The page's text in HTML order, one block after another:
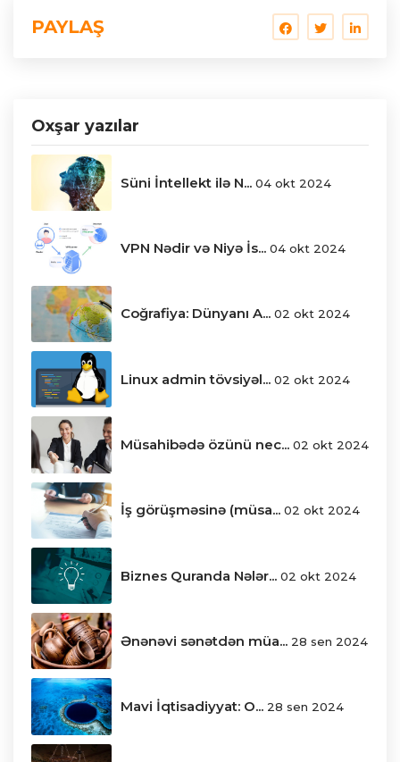
PAYLAŞ
Oxşar yazılar
Süni İntellekt ilə N... 04 okt 2024
VPN Nədir və Niyə İs... 04 okt 2024
Coğrafiya: Dünyanı A... 02 okt 2024
Linux admin tövsiyəl... 02 okt 2024
Müsahibədə özünü nec... 02 okt 2024
İş görüşməsinə (müsa... 02 okt 2024
Biznes Quranda Nələr... 02 okt 2024
Ənənəvi sənətdən müa... 28 sen 2024
Mavi İqtisadiyyat: O... 28 sen 2024